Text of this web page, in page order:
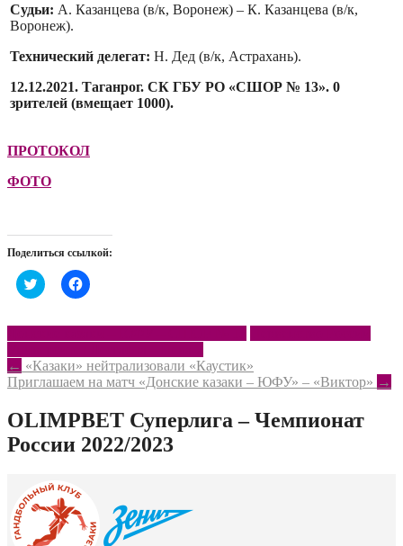
Судьи: А. Казанцева (в/к, Воронеж) – К. Казанцева (в/к,
Воронеж).
Технический делегат: Н. Дед (в/к, Астрахань).
12.12.2021. Таганрог. СК ГБУ РО «СШОР № 13». 0
зрителей (вмещает 1000).
ПРОТОКОЛ
ФОТО
Поделиться ссылкой:
Нажмите,
чтобы
Twitter
(Открывается
новом
окне)
Нажмите,
чтобы
Facebook
(Открывается
новом
окне)
Post
navigation
← «Казаки» нейтрализовали «Каустик»
Приглашаем на матч «Донские казаки – ЮФУ» – «Виктор» →
OLIMPBET Суперлига – Чемпионат
России 2022/2023